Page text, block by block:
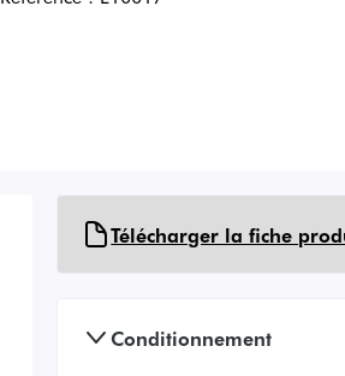
Télécharger la fiche
Conditionnement